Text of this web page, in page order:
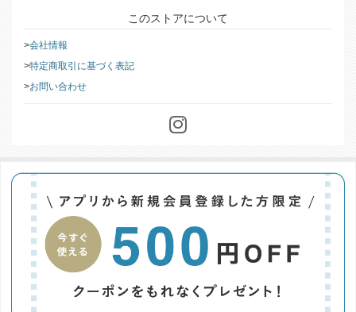
このストアについて
会社情報
特定商取引に基づく表記
お問い合わせ